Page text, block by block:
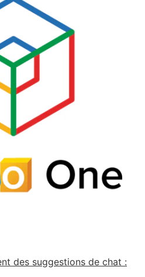
des suggestions de chat :